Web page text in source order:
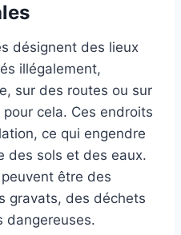
désignent des lieux
illégalement,
sur des routes ou sur
cela. Ces endroits
ce qui engendre
des sols et des eaux.
être des
gravats, des déchets
dangereuses.